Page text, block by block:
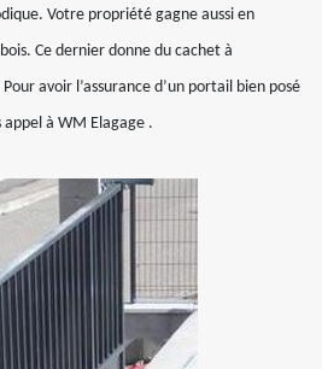
Votre propriété gagne aussi en
Ce dernier donne du cachet à
avoir l’assurance d’un portail bien posé
à WM Elagage .